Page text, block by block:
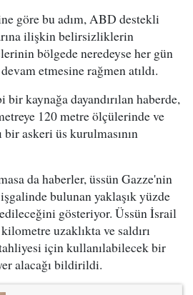
göre bu adım, ABD destekli
ilişkin belirsizliklerin
bölgede neredeyse her gün
etmesine rağmen atıldı.
kaynağa dayandırılan haberde,
120 metre ölçülerinde ve
askeri üs kurulmasının
da haberler, üssün Gazze'nin
bulunan yaklaşık yüzde
gösteriyor. Üssün İsrail
kilometre uzaklıkta ve saldırı
için kullanılabilecek bir
alacağı bildirildi.